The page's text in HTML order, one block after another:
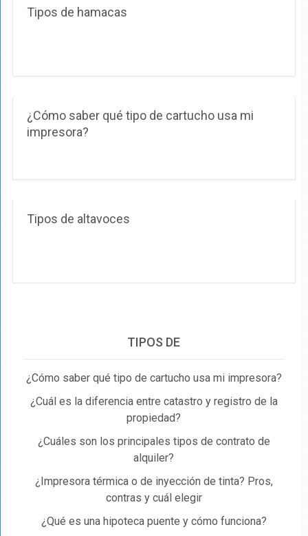
Tipos de hamacas
¿Cómo saber qué tipo de cartucho usa mi
impresora?
Tipos de altavoces
TIPOS DE
¿Cómo saber qué tipo de cartucho usa mi impresora?
¿Cuál es la diferencia entre catastro y registro de la
propiedad​?
¿Cuáles son los principales tipos de contrato de
alquiler?
¿Impresora térmica o de inyección de tinta? Pros,
contras y cuál elegir
¿Qué es una hipoteca puente y cómo funciona?